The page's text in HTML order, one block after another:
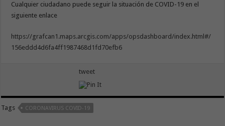
Cualquier ciudadano puede seguir la situación de COVID-19 en el
siguiente enlace
https://grafcan1.maps.arcgis.com/apps/opsdashboard/index.html#/
156eddd4d6fa4ff1987468d1fd70efb6
tweet
Tags CORONAVIRUS COVID-19